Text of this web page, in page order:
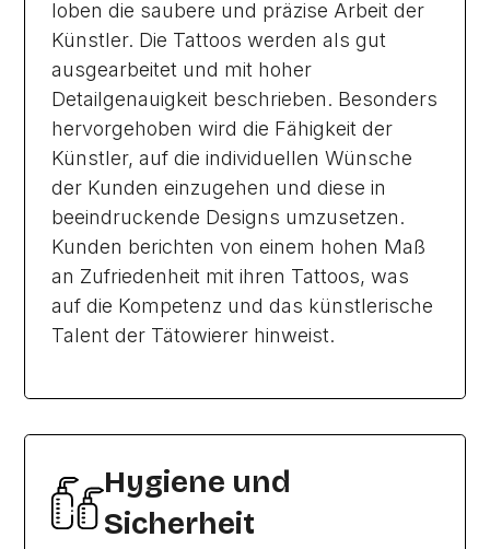
loben die saubere und präzise Arbeit der
Künstler. Die Tattoos werden als gut
ausgearbeitet und mit hoher
Detailgenauigkeit beschrieben. Besonders
hervorgehoben wird die Fähigkeit der
Künstler, auf die individuellen Wünsche
der Kunden einzugehen und diese in
beeindruckende Designs umzusetzen.
Kunden berichten von einem hohen Maß
an Zufriedenheit mit ihren Tattoos, was
auf die Kompetenz und das künstlerische
Talent der Tätowierer hinweist.
Hygiene und
Sicherheit